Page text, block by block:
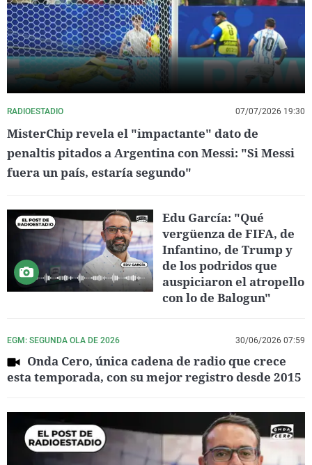
RADIOESTADIO 07/07/2026 19:30
MisterChip revela el "impactante" dato de
penaltis pitados a Argentina con Messi: "Si Messi
fuera un país, estaría segundo"
Edu García: "Qué
vergüenza de FIFA, de
Infantino, de Trump y
de los podridos que
auspiciaron el atropello
con lo de Balogun"
EGM: SEGUNDA OLA DE 2026 30/06/2026 07:59
Onda Cero, única cadena de radio que crece
esta temporada, con su mejor registro desde 2015